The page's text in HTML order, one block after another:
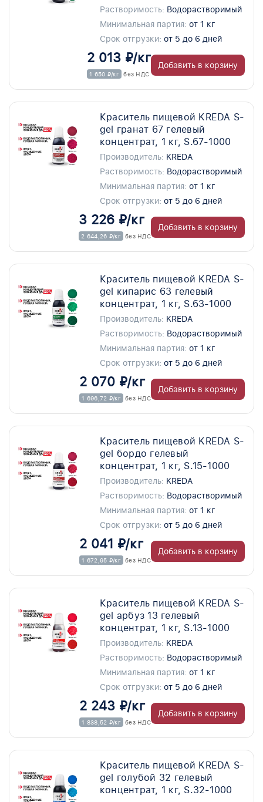
Растворимость: Водорастворимый
Минимальная партия: от 1 кг
Срок отгрузки: от 5 до 6 дней
2 013 ₽/кг
1 650 ₽/кг без НДС
Добавить в корзину
Краситель пищевой KREDA S-
gel гранат 67 гелевый
концентрат, 1 кг, S.67-1000
Производитель: KREDA
Растворимость: Водорастворимый
Минимальная партия: от 1 кг
Срок отгрузки: от 5 до 6 дней
3 226 ₽/кг
2 644,26 ₽/кг без НДС
Добавить в корзину
Краситель пищевой KREDA S-
gel кипарис 63 гелевый
концентрат, 1 кг, S.63-1000
Производитель: KREDA
Растворимость: Водорастворимый
Минимальная партия: от 1 кг
Срок отгрузки: от 5 до 6 дней
2 070 ₽/кг
1 696,72 ₽/кг без НДС
Добавить в корзину
Краситель пищевой KREDA S-
gel бордо гелевый
концентрат, 1 кг, S.15-1000
Производитель: KREDA
Растворимость: Водорастворимый
Минимальная партия: от 1 кг
Срок отгрузки: от 5 до 6 дней
2 041 ₽/кг
1 672,95 ₽/кг без НДС
Добавить в корзину
Краситель пищевой KREDA S-
gel арбуз 13 гелевый
концентрат, 1 кг, S.13-1000
Производитель: KREDA
Растворимость: Водорастворимый
Минимальная партия: от 1 кг
Срок отгрузки: от 5 до 6 дней
2 243 ₽/кг
1 838,52 ₽/кг без НДС
Добавить в корзину
Краситель пищевой KREDA S-
gel голубой 32 гелевый
концентрат, 1 кг, S.32-1000